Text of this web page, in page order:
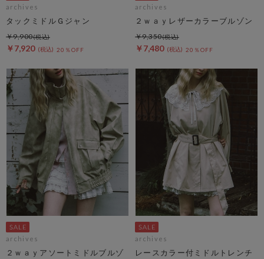
archives
タックミドルＧジャン
￥7,920 20％OFF
￥9,900
archives
２ｗａｙレザーカラーブルゾン
￥7,480 20％OFF
￥9,350
archives
２ｗａｙアソートミドルブルゾ
archives
レースカラー付ミドルトレンチ